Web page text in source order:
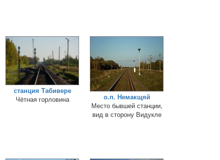
станция Табивере
Чётная горловина
о.п. Немакщяй
Место бывшей станции,
вид в сторону Видукле